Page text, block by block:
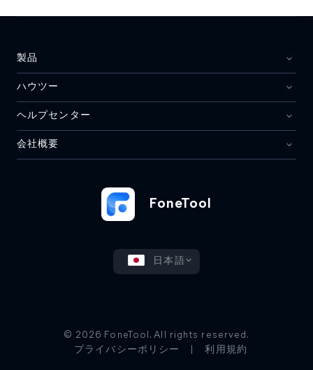
FoneTool
日本語
製品
ハウツー
ヘルプセンター
会社概要
© 2026 FoneTool. All rights reserved.
プライバシーポリシー
利用規約